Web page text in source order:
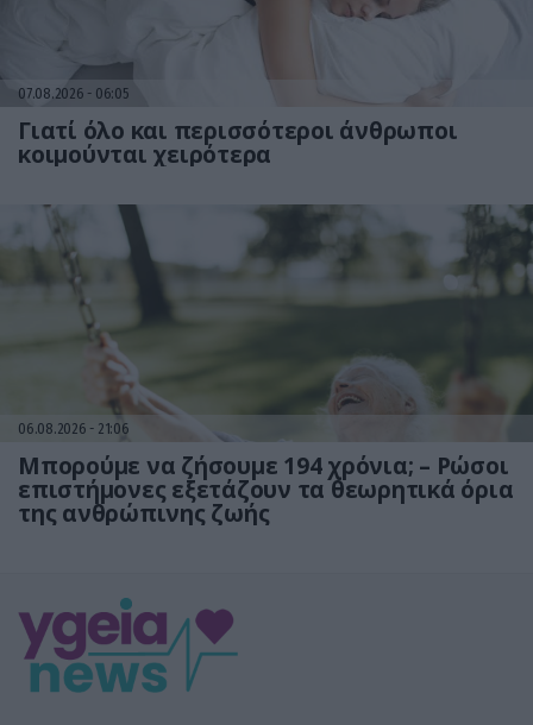
07.08.2026 06:05
Γιατί όλο και περισσότεροι άνθρωποι
κοιμούνται χειρότερα
06.08.2026 21:06
Μπορούμε να ζήσουμε 194 χρόνια; – Ρώσοι
επιστήμονες εξετάζουν τα θεωρητικά όρια
της ανθρώπινης ζωής